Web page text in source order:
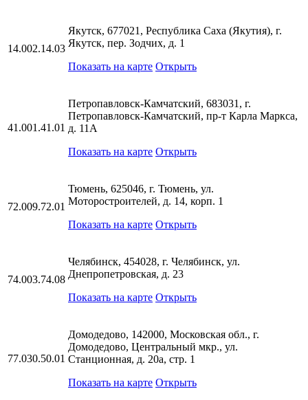
14.002.14.03
Якутск, 677021, Республика Саха (Якутия), г.
Якутск, пер. Зодчих, д. 1
Показать на карте Открыть
41.001.41.01
Петропавловск-Камчатский, 683031, г.
Петропавловск-Камчатский, пр-т Карла Маркса,
д. 11А
Показать на карте Открыть
72.009.72.01
Тюмень, 625046, г. Тюмень, ул.
Моторостроителей, д. 14, корп. 1
Показать на карте Открыть
74.003.74.08
Челябинск, 454028, г. Челябинск, ул.
Днепропетровская, д. 23
Показать на карте Открыть
77.030.50.01
Домодедово, 142000, Московская обл., г.
Домодедово, Центральный мкр., ул.
Станционная, д. 20а, стр. 1
Показать на карте Открыть